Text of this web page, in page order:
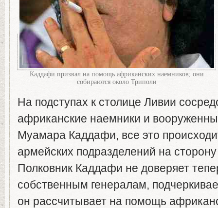
Каддафи призвал на помощь африканских наемников; они
собираются около Триполи
На подступах к столице Ливии
африканские наемники и
Муамара Каддафи, все это
армейских подразделений на
Полковник Каддафи не доверяет
собственным генералам,
он рассчитывает на помощь